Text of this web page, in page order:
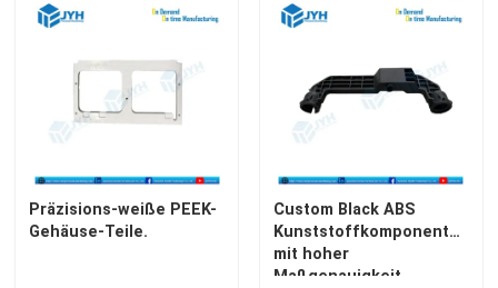
Über uns
Fabrik-Ausflug
Qualitätskontrolle
Treten Sie mit uns in Verbindung
Präzisions-weiße PEEK-
Gehäuse-Teile.
Custom Black ABS
Kunststoffkomponenten
mit hoher
Maßgenauigkeit,